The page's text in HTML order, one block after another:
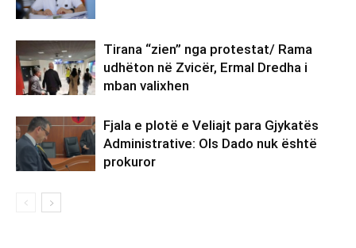
Tirana “zien” nga protestat/ Rama
udhëton në Zvicër, Ermal Dredha i
mban valixhen
Fjala e plotë e Veliajt para Gjykatës
Administrative: Ols Dado nuk është
prokuror